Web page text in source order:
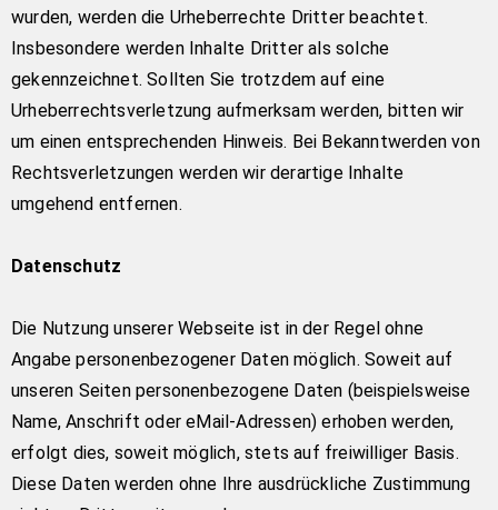
wurden, werden die Urheberrechte Dritter beachtet.
Insbesondere werden Inhalte Dritter als solche
gekennzeichnet. Sollten Sie trotzdem auf eine
Urheberrechtsverletzung aufmerksam werden, bitten wir
um einen entsprechenden Hinweis. Bei Bekanntwerden von
Rechtsverletzungen werden wir derartige Inhalte
umgehend entfernen.
Datenschutz
Die Nutzung unserer Webseite ist in der Regel ohne
Angabe personenbezogener Daten möglich. Soweit auf
unseren Seiten personenbezogene Daten (beispielsweise
Name, Anschrift oder eMail-Adressen) erhoben werden,
erfolgt dies, soweit möglich, stets auf freiwilliger Basis.
Diese Daten werden ohne Ihre ausdrückliche Zustimmung